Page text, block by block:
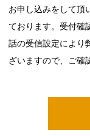
お申し込みをして頂
ております。受付確
話の受信設定により
ざいますので、ご確